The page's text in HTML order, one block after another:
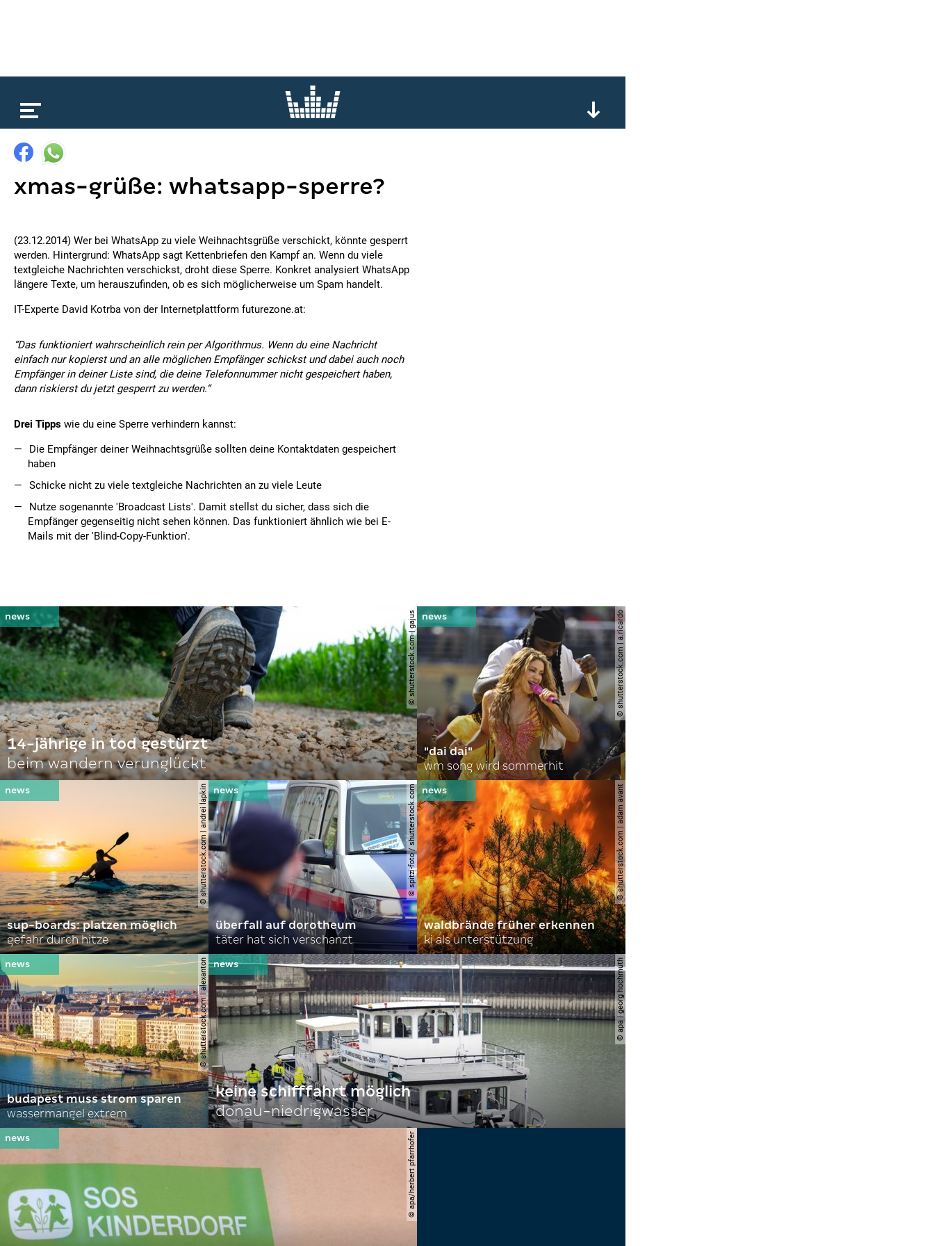
xmas-grüße: whatsapp-sperre?
(23.12.2014) Wer bei WhatsApp zu viele Weihnachtsgrüße verschickt, könnte gesperrt
werden. Hintergrund: WhatsApp sagt Kettenbriefen den Kampf an. Wenn du viele
textgleiche Nachrichten verschickst, droht diese Sperre. Konkret analysiert WhatsApp
längere Texte, um herauszufinden, ob es sich möglicherweise um Spam handelt.
IT-Experte David Kotrba von der Internetplattform futurezone.at:
“Das funktioniert wahrscheinlich rein per Algorithmus. Wenn du eine Nachricht
einfach nur kopierst und an alle möglichen Empfänger schickst und dabei auch noch
Empfänger in deiner Liste sind, die deine Telefonnummer nicht gespeichert haben,
dann riskierst du jetzt gesperrt zu werden.“
Drei Tipps wie du eine Sperre verhindern kannst:
Die Empfänger deiner Weihnachtsgrüße sollten deine Kontaktdaten gespeichert
haben
Schicke nicht zu viele textgleiche Nachrichten an zu viele Leute
Nutze sogenannte 'Broadcast Lists'. Damit stellst du sicher, dass sich die
Empfänger gegenseitig nicht sehen können. Das funktioniert ähnlich wie bei E-
Mails mit der 'Blind-Copy-Funktion'.
© shutterstock.com | gajus
14-jährige in tod gestürzt
beim wandern verunglückt
© shutterstock.com | a.ricardo
"dai dai"
wm song wird sommerhit
© shutterstock.com | andrei lapkin
sup-boards: platzen möglich
gefahr durch hitze
© spitzi-foto / shutterstock.com
überfall auf dorotheum
täter hat sich verschanzt
© shutterstock.com | adam avant
waldbrände früher erkennen
ki als unterstützung
© shutterstock.com | alexanton
budapest muss strom sparen
wassermangel extrem
© apa | georg hochmuth
keine schifffahrt möglich
donau-niedrigwasser
© apa/herbert pfarrhofer